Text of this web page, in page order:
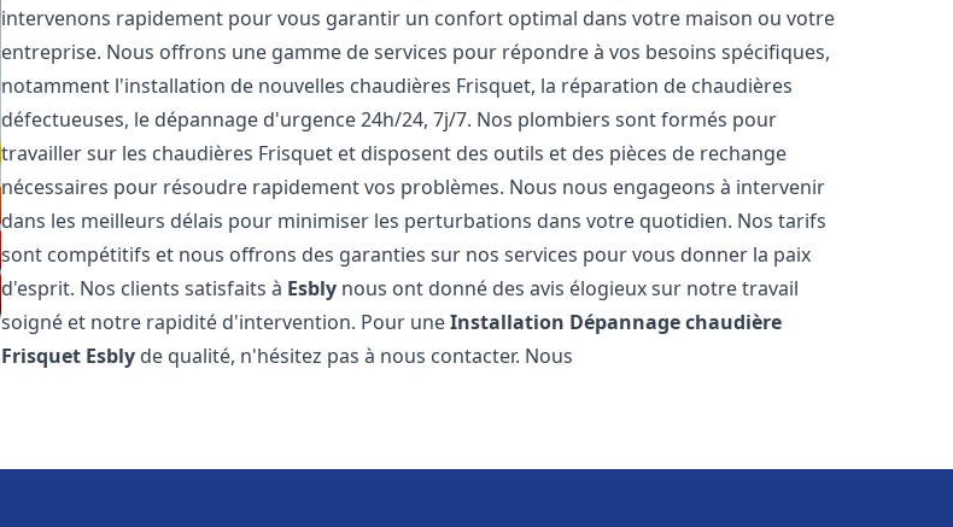
intervenons rapidement pour vous garantir un confort optimal dans votre maison ou votre
entreprise. Nous offrons une gamme de services pour répondre à vos besoins spécifiques,
notamment l'installation de nouvelles chaudières Frisquet, la réparation de chaudières
défectueuses, le dépannage d'urgence 24h/24, 7j/7. Nos plombiers sont formés pour
travailler sur les chaudières Frisquet et disposent des outils et des pièces de rechange
nécessaires pour résoudre rapidement vos problèmes. Nous nous engageons à intervenir
dans les meilleurs délais pour minimiser les perturbations dans votre quotidien. Nos tarifs
sont compétitifs et nous offrons des garanties sur nos services pour vous donner la paix
d'esprit. Nos clients satisfaits à Esbly nous ont donné des avis élogieux sur notre travail
soigné et notre rapidité d'intervention. Pour uneInstallation Dépannage chaudière
Frisquet Esbly de qualité, n'hésitez pas à nous contacter. Nous